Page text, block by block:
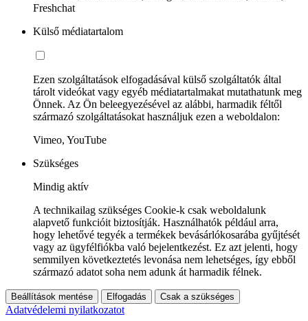
Freshchat
Külső médiatartalom
Ezen szolgáltatások elfogadásával külső szolgáltatók által
tárolt videókat vagy egyéb médiatartalmakat mutathatunk meg
Önnek. Az Ön beleegyezésével az alábbi, harmadik féltől
származó szolgáltatásokat használjuk ezen a weboldalon:
Vimeo, YouTube
Szükséges
Mindig aktív
A technikailag szükséges Cookie-k csak weboldalunk
alapvető funkcióit biztosítják. Használhatók például arra,
hogy lehetővé tegyék a termékek bevásárlókosarába gyűjtését
vagy az ügyfélfiókba való bejelentkezést. Ez azt jelenti, hogy
semmilyen következtetés levonása nem lehetséges, így ebből
származó adatot soha nem adunk át harmadik félnek.
Beállítások mentése Elfogadás Csak a szükséges
Adatvédelemi nyilatkozatot